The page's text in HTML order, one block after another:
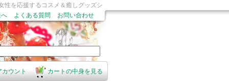
性を応援するコスメ＆癒しグッズシ
よくある質問 お問い合わせ
ウント カートの中身を見る